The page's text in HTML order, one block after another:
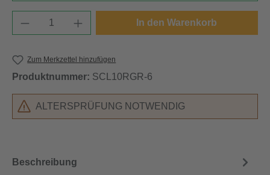
Produkt Anzahl: Gib den gewünschten
In den Warenkorb
Zum Merkzettel hinzufügen
Produktnummer: SCL10RGR-6
ALTERSPRÜFUNG NOTWENDIG
Beschreibung